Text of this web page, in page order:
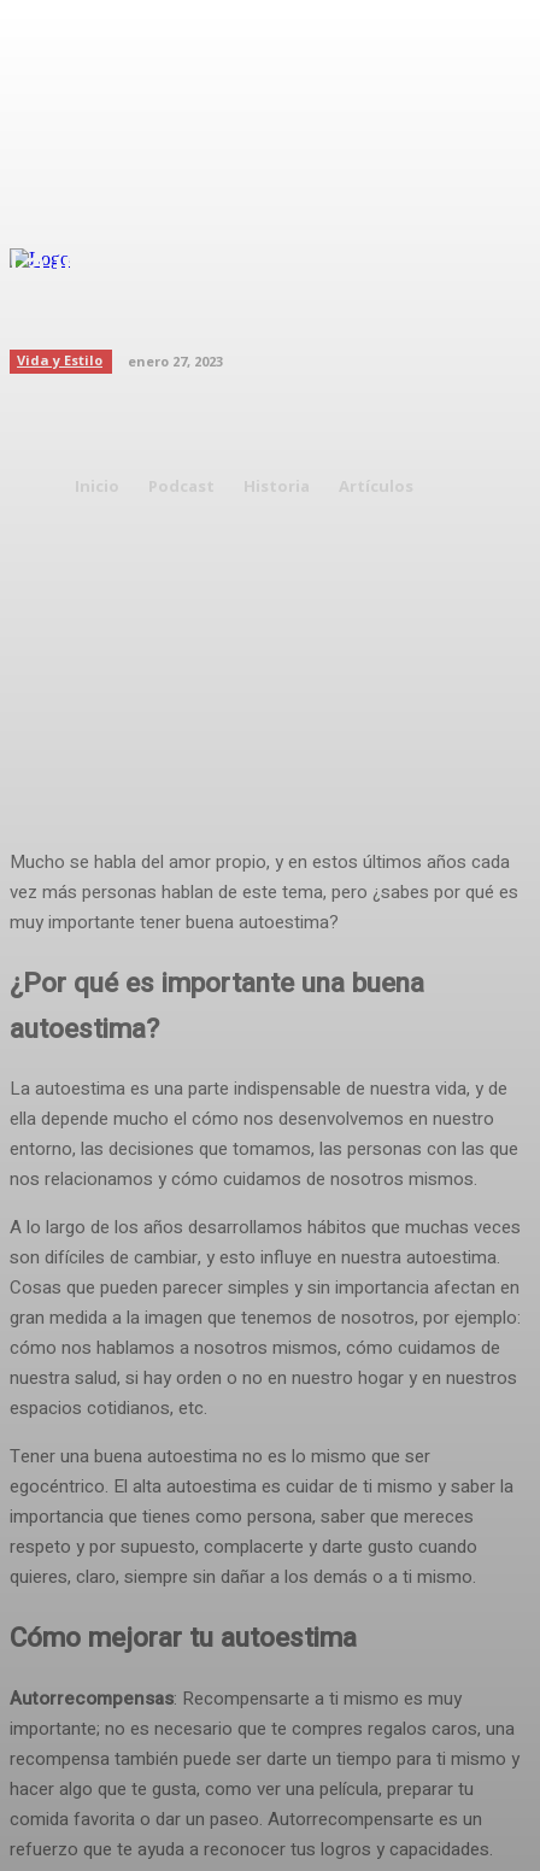
Inicio Podcast Historia Artículos
La importancia de tener una
Vida y Estilo enero 27, 2023
Mucho se habla del amor propio, y en estos últimos años cada
vez más personas hablan de este tema, pero ¿sabes por qué es
muy importante tener buena autoestima?
¿Por qué es importante una buena
autoestima?
La autoestima es una parte indispensable de nuestra vida, y de
ella depende mucho el cómo nos desenvolvemos en nuestro
entorno, las decisiones que tomamos, las personas con las que
nos relacionamos y cómo cuidamos de nosotros mismos.
A lo largo de los años desarrollamos hábitos que muchas veces
son difíciles de cambiar, y esto influye en nuestra autoestima.
Cosas que pueden parecer simples y sin importancia afectan en
gran medida a la imagen que tenemos de nosotros, por ejemplo:
cómo nos hablamos a nosotros mismos, cómo cuidamos de
nuestra salud, si hay orden o no en nuestro hogar y en nuestros
espacios cotidianos, etc.
Tener una buena autoestima no es lo mismo que ser
egocéntrico. El alta autoestima es cuidar de ti mismo y saber la
importancia que tienes como persona, saber que mereces
respeto y por supuesto, complacerte y darte gusto cuando
quieres, claro, siempre sin dañar a los demás o a ti mismo.
Cómo mejorar tu autoestima
Autorrecompensas: Recompensarte a ti mismo es muy
importante; no es necesario que te compres regalos caros, una
recompensa también puede ser darte un tiempo para ti mismo y
hacer algo que te gusta, como ver una película, preparar tu
comida favorita o dar un paseo. Autorrecompensarte es un
refuerzo que te ayuda a reconocer tus logros y capacidades.